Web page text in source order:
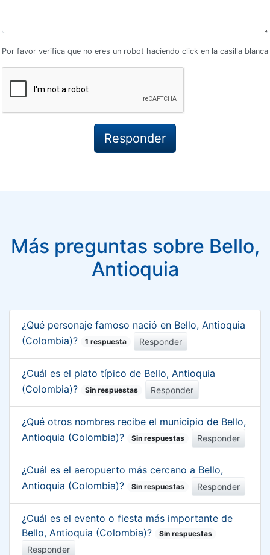
Por favor verifica que no eres un robot haciendo click en la casilla blanca
Más preguntas sobre Bello,
Antioquia
¿Qué personaje famoso nació en Bello, Antioquia
(Colombia)?
1 respuesta Responder
¿Cuál es el plato típico de Bello, Antioquia
(Colombia)?
Sin respuestas Responder
¿Qué otros nombres recibe el municipio de Bello,
Antioquia (Colombia)?
Sin respuestas Responder
¿Cuál es el aeropuerto más cercano a Bello,
Antioquia (Colombia)?
Sin respuestas Responder
¿Cuál es el evento o fiesta más importante de
Bello, Antioquia (Colombia)?
Sin respuestas
Responder